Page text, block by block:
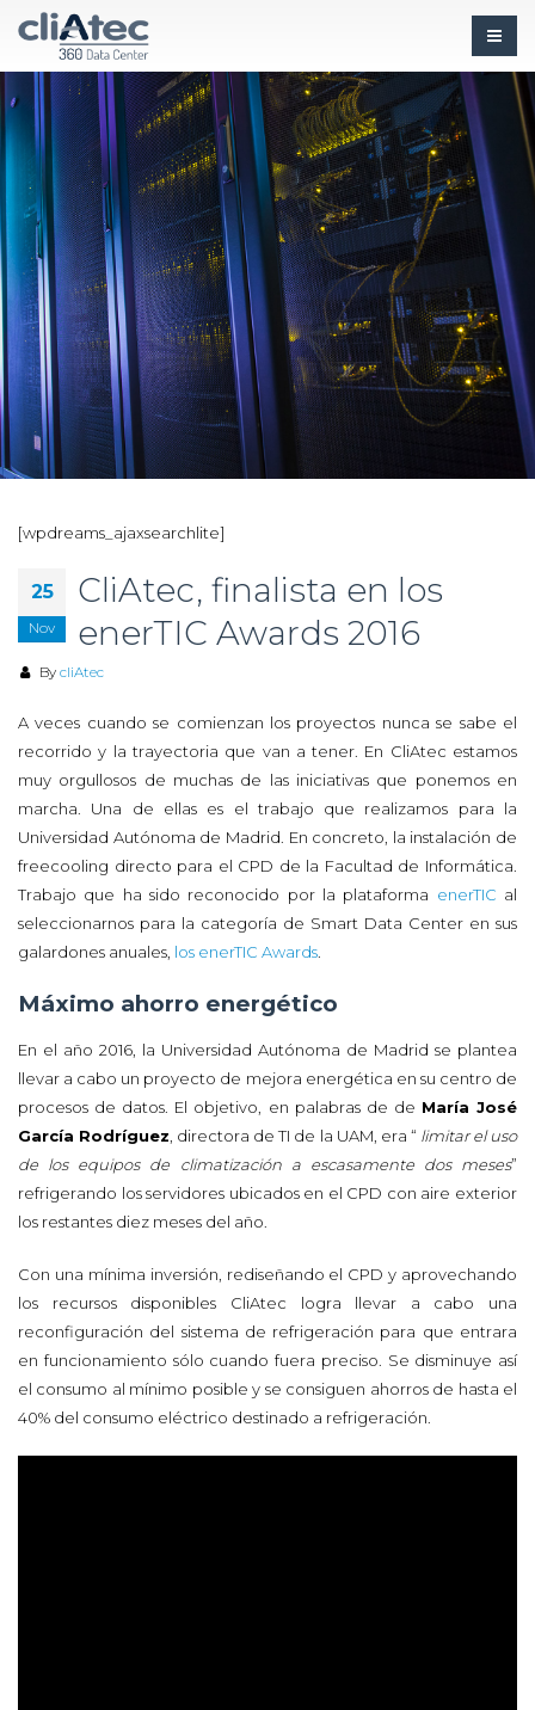
[wpdreams_ajaxsearchlite]
25
Nov
CliAtec, finalista en los
enerTIC Awards 2016
By cliAtec
A veces cuando se comienzan los proyectos nunca se sabe el
recorrido y la trayectoria que van a tener. En CliAtec estamos
muy orgullosos de muchas de las iniciativas que ponemos en
marcha. Una de ellas es el trabajo que realizamos para la
Universidad Autónoma de Madrid. En concreto, la instalación de
freecooling directo para el CPD de la Facultad de Informática.
Trabajo que ha sido reconocido por la plataforma enerTIC al
seleccionarnos para la categoría de Smart Data Center en sus
galardones anuales, los enerTIC Awards
Máximo ahorro energético
En el año 2016, la Universidad Autónoma de Madrid se plantea
llevar a cabo un proyecto de mejora energética en su centro de
procesos de datos. El objetivo, en palabras de de María José
García Rodríguez , directora de TI de la UAM, era “ limitar el uso
de los equipos de climatización a escasamente dos meses”
refrigerando los servidores ubicados en el CPD con aire exterior
los restantes diez meses del año.
Con una mínima inversión, rediseñando el CPD y aprovechando
los recursos disponibles CliAtec logra llevar a cabo una
reconfiguración del sistema de refrigeración para que entrara
en funcionamiento sólo cuando fuera preciso. Se disminuye así
el consumo al mínimo posible y se consiguen ahorros de hasta el
40% del consumo eléctrico destinado a refrigeración.